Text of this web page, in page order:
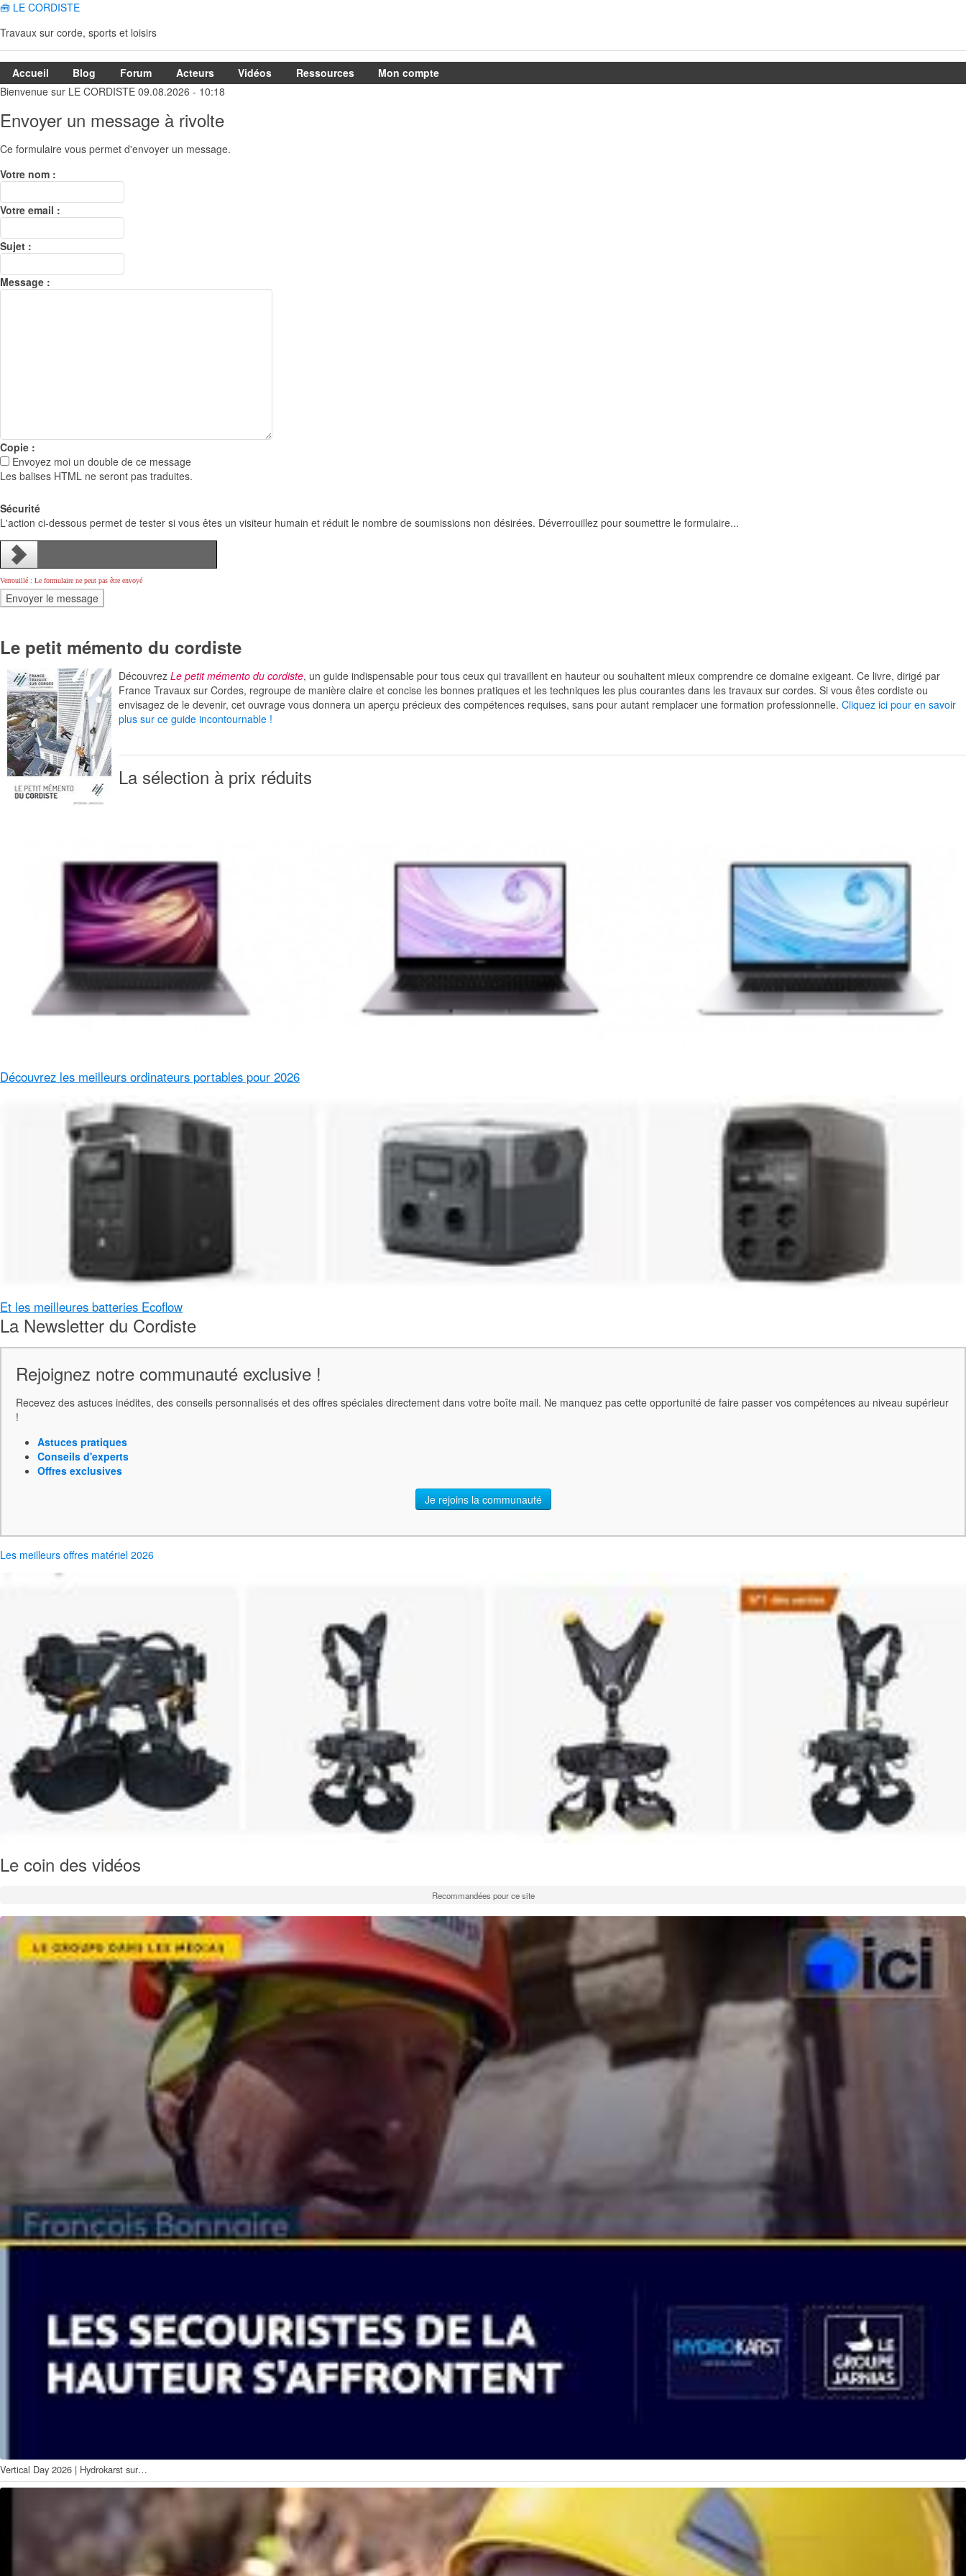
🧰 LE CORDISTE
Travaux sur corde, sports et loisirs
Accueil Blog Forum Acteurs Vidéos Ressources
Mon compte
Bienvenue sur LE CORDISTE 09.08.2026 - 10:18
Envoyer un message à rivolte
Ce formulaire vous permet d'envoyer un message.
Votre nom :
Votre email :
Sujet :
Message :
Copie :
Envoyez moi un double de ce message
Les balises HTML ne seront pas traduites.
Sécurité
L'action ci-dessous permet de tester si vous êtes un visiteur humain et réduit le nombre de soumissions non désirées. Déverrouillez pour soumettre le formulaire...
Verrouillé : Le formulaire ne peut pas être envoyé
Comment
*
Le petit mémento du cordiste
Découvrez Le petit mémento du cordiste, un guide indispensable pour tous ceux qui travaillent en hauteur ou souhaitent mieux comprendre ce domaine exigeant. Ce livre, dirigé par
France Travaux sur Cordes, regroupe de manière claire et concise les bonnes pratiques et les techniques les plus courantes dans les travaux sur cordes. Si vous êtes cordiste ou
envisagez de le devenir, cet ouvrage vous donnera un aperçu précieux des compétences requises, sans pour autant remplacer une formation professionnelle. Cliquez ici pour en savoir
plus sur ce guide incontournable !
La sélection à prix réduits
Découvrez les meilleurs ordinateurs portables pour 2026
Et les meilleures batteries Ecoflow
La Newsletter du Cordiste
Rejoignez notre communauté exclusive !
Recevez des astuces inédites, des conseils personnalisés et des offres spéciales directement dans votre boîte mail. Ne manquez pas cette opportunité de faire passer vos compétences au niveau supérieur
!
Astuces pratiques
Conseils d'experts
Offres exclusives
Je rejoins la communauté
Les meilleurs offres matériel 2026
Le coin des vidéos
Recommandées pour ce site
Vertical Day 2026 | Hydrokarst sur…